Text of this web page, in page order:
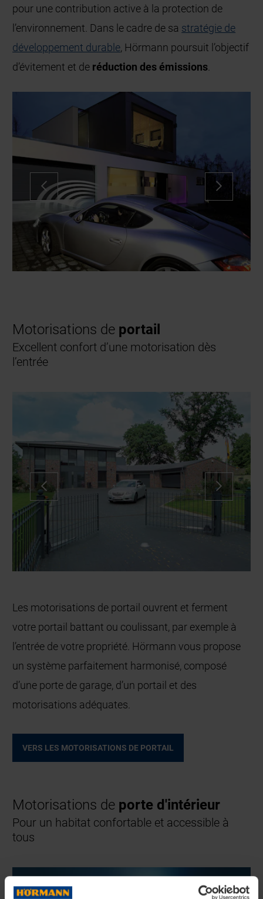
pour une contribution active à la protection de
l’environnement. Dans le cadre de sa stratégie de
développement durable, Hörmann poursuit l’objectif
d’évitement et de réduction des émissions
Motorisations de portail
Excellent confort d’une motorisation dès
l’entrée
Les motorisations de portail ouvrent et ferment
votre portail battant ou coulissant, par exemple à
l’entrée de votre propriété. Hörmann vous propose
un système parfaitement harmonisé, composé
d’une porte de garage, d’un portail et des
motorisations adéquates.
VERS LES MOTORISATIONS DE PORTAIL
Motorisations de porte d'intérieur
Pour un habitat confortable et accessible à
tous